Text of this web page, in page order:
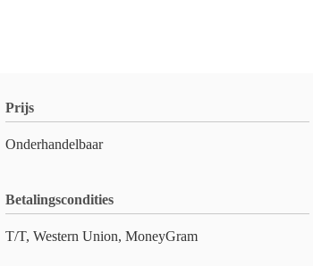
Prijs
Onderhandelbaar
Betalingscondities
T/T, Western Union, MoneyGram